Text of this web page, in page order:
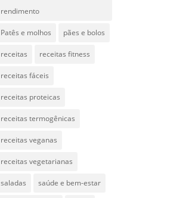
rendimento
Patês e molhos pães e bolos
receitas receitas fitness
receitas fáceis
receitas proteicas
receitas termogênicas
receitas veganas
receitas vegetarianas
saladas saúde e bem-estar